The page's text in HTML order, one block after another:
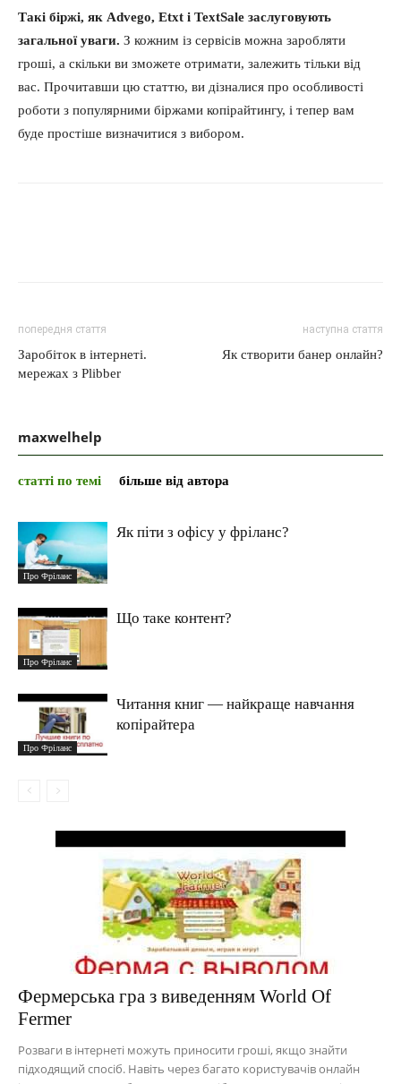
Такі біржі, як Advego, Etxt і TextSale заслуговують
загальної уваги. З кожним із сервісів можна заробляти
гроші, а скільки ви зможете отримати, залежить тільки від
вас. Прочитавши цю статтю, ви дізналися про особливості
роботи з популярними біржами копірайтингу, і тепер вам
буде простіше визначитися з вибором.
попередня стаття
Заробіток в інтернеті.
мережах з Plibber
наступна стаття
Як створити банер онлайн?
maxwelhelp
статті по темі більше від автора
Про Фріланс
Як піти з офісу у фріланс?
Про Фріланс
Що таке контент?
Про Фріланс
Читання книг — найкраще навчання
копірайтера
Фермерська гра з виведенням World Of
Fermer
Розваги в інтернеті можуть приносити гроші, якщо знайти
підходящий спосіб. Навіть через багато користувачів онлайн